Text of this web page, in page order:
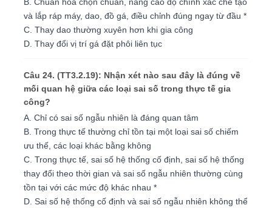
B. Chuẩn hóa chọn chuẩn, nâng cao độ chính xác chế tạo
và lắp ráp máy, dao, đồ gá, điều chỉnh đúng ngay từ đầu *
C. Thay dao thường xuyên hơn khi gia công
D. Thay đổi vị trí gá đặt phôi liên tục
Câu 24. (TT3.2.19): Nhận xét nào sau đây là đúng về
mối quan hệ giữa các loại sai số trong thực tế gia
công?
A. Chỉ có sai số ngẫu nhiên là đáng quan tâm
B. Trong thực tế thường chỉ tồn tại một loại sai số chiếm
ưu thế, các loại khác bằng không
C. Trong thực tế, sai số hệ thống cố định, sai số hệ thống
thay đổi theo thời gian và sai số ngẫu nhiên thường cùng
tồn tại với các mức độ khác nhau *
D. Sai số hệ thống cố định và sai số ngẫu nhiên không thể